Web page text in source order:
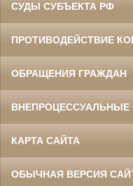
СУДЫ СУБЪЕКТА РФ
ПРОТИВОДЕЙСТВИЕ
ОБРАЩЕНИЯ ГРАЖДАН
КАРТА САЙТА
ОБЫЧНАЯ ВЕРСИЯ